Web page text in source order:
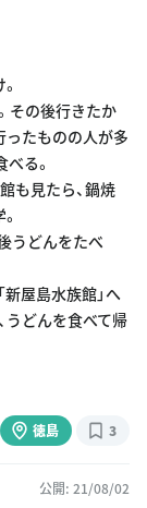
その後行きたか
ったものの人が多
る。
も見たら、鍋焼
うどんをたべ
屋島水族館」へ
うどんを食べて帰
徳島 3
公開: 21/08/02